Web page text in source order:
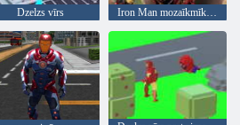
Dzelzs vīrs Iron Man mozaīkmīklas kolekcija